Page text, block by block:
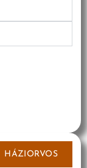
HÁZIORVOS